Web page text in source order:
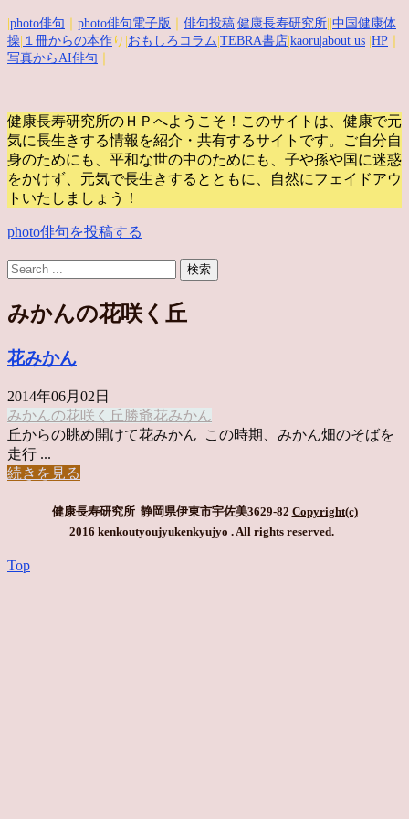
photo俳句 photo俳句電子版 俳句投稿 健康長寿研究所 中国健康体
操 １冊からの本作 り| おもしろコラム TEBRA書店 kaoru |about us HP
写真からAI俳句
健康長寿研究所のＨＰへようこそ！このサイトは、健康で元
気に長生きする情報を紹介・共有するサイトです。
ご自分自
身のためにも、平和な世の中のためにも、子や孫や国に迷惑
をかけず、元気で長生きするとともに、自然にフェイドアウ
トいたしましょう！
photo俳句を投稿する
みかんの花咲く丘
花みかん
2014年06月02日
みかんの花咲く丘 勝爺花みかん
丘からの眺め開けて花みかん この時期、みかん畑のそばを
走行 ...
続きを見る
健康長寿研究所 静岡県伊東市宇佐美3629-82 Copyright(c)
2016 kenkoutyoujyukenkyujyo . All rights reserved.
Top